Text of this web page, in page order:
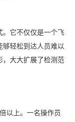
。它不仅仅是一个飞
轻松到达人员难以
，大大扩展了检测范
以上。一名操作员